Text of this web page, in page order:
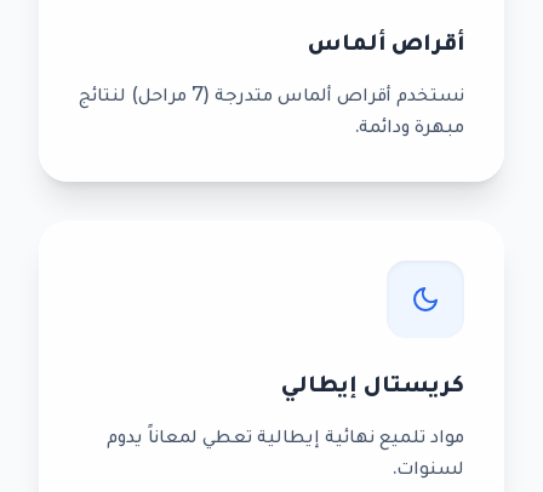
أقراص ألماس
نستخدم أقراص ألماس متدرجة (7 مراحل) لنتائج
مبهرة ودائمة.
كريستال إيطالي
مواد تلميع نهائية إيطالية تعطي لمعاناً يدوم
لسنوات.